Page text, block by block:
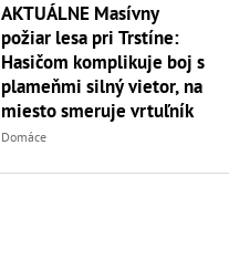
AKTUÁLNE Masívny
požiar lesa pri Trstíne:
Hasičom komplikuje boj s
plameňmi silný vietor, na
miesto smeruje vrtuľník
Domáce